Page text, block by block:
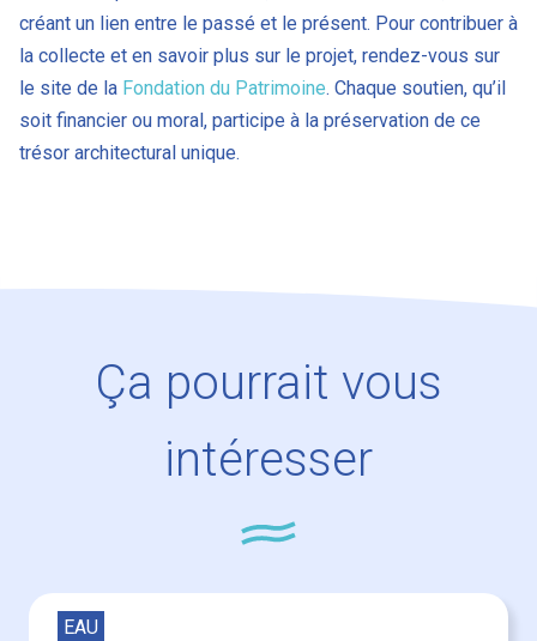
créant un lien entre le passé et le présent. Pour contribuer à
la collecte et en savoir plus sur le projet, rendez-vous sur
le site de la Fondation du Patrimoine. Chaque soutien, qu’il
soit financier ou moral, participe à la préservation de ce
trésor architectural unique.
Ça pourrait vous
intéresser
EAU